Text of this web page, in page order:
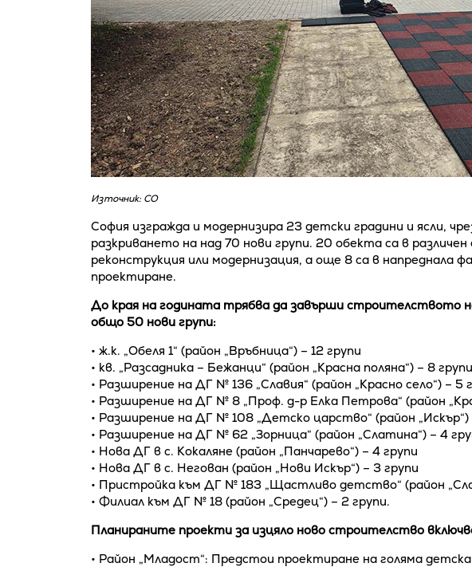
Източник: СО
София изгражда и модернизира 23 детски градини и ясли,
разкриването на над 70 нови групи. 20 обекта са в
реконструкция или модернизация, а още 8 са в напреднала
проектиране.
До края на годината трябва да завърши строителството
общо 50 нови групи:
• ж.к. „Обеля 1“ (район „Връбница“) – 12 групи
• кв. „Разсадника – Бежанци“ (район „Красна поляна“) – 8 групи
• Разширение на ДГ № 136 „Славия“ (район „Красно село“) – 5
• Разширение на ДГ № 8 „Проф. д-р Елка Петрова“ (район
• Разширение на ДГ № 108 „Детско царство“ (район „Искър“)
• Разширение на ДГ № 62 „Зорница“ (район „Слатина“) – 4
• Нова ДГ в с. Кокаляне (район „Панчарево“) – 4 групи
• Нова ДГ в с. Негован (район „Нови Искър“) – 3 групи
• Пристройка към ДГ № 183 „Щастливо детство“ (район
• Филиал към ДГ № 18 (район „Средец“) – 2 групи.
Планираните проекти за изцяло ново строителство
• Район „Младост“: Предстои проектиране на голяма детска